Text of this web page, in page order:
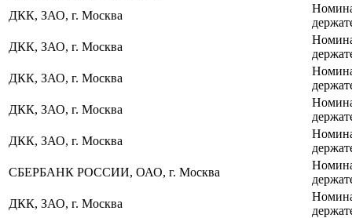
ДКК, ЗАО, г. Москва
ДКК, ЗАО, г. Москва
ДКК, ЗАО, г. Москва
ДКК, ЗАО, г. Москва
ДКК, ЗАО, г. Москва
СБЕРБАНК РОССИИ, ОАО, г. Москва
ДКК, ЗАО, г. Москва